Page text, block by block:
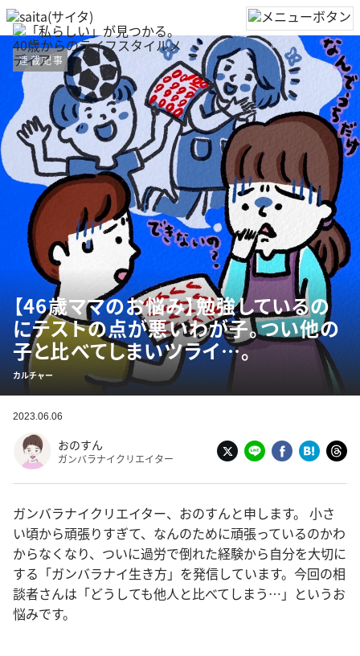
連載記事
【46歳ママのお悩み】勉強しているの
にテストの点が悪いわが子。つい他の
子と比べてしまいツライ…。
カルチャー
2023.06.06
おのすん
ガンバラナイクリエイター
ガンバラナイクリエイター、おのすんと申します。 小さ
い頃から頑張りすぎて、なんのために頑張っているのかわ
からなくなり、ついに過労で倒れた経験から自分を大切に
する「ガンバラナイ生き方」を発信しています。今回の相
談者さんは「どうしても他人と比べてしまう…」というお
悩みです。